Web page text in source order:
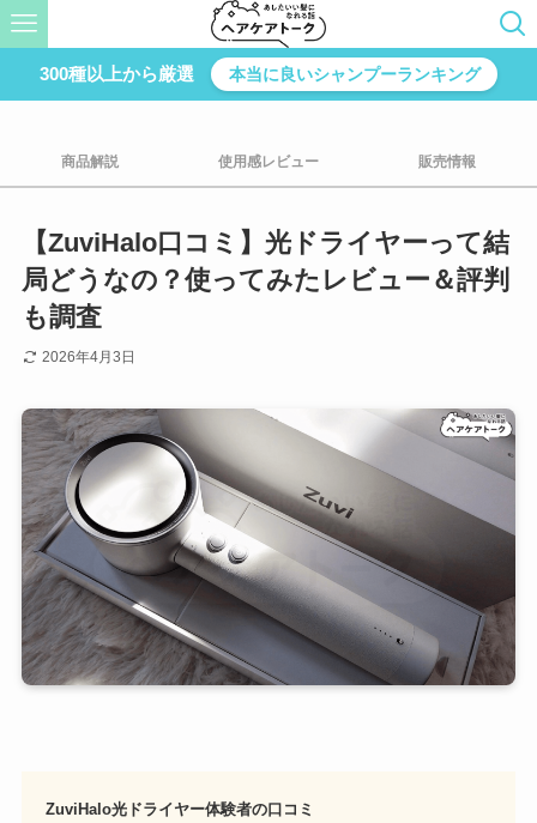
300種以上から厳選 本当に良いシャンプーランキング
商品解説 使用感レビュー 販売情報
【ZuviHalo口コミ】光ドライヤーって結
局どうなの？使ってみたレビュー＆評判
も調査
2026年4月3日
ZuviHalo光ドライヤー体験者の口コミ